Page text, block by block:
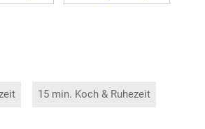
15 min. Koch & Ruhezeit